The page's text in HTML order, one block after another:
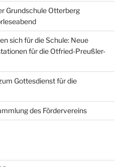
Grundschule Otterberg
sich für die Schule: Neue
für die Otfried-Preußler-
Gottesdienst für die
des Fördervereins